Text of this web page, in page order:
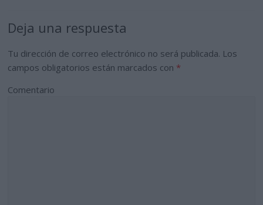
Deja una respuesta
Tu dirección de correo electrónico no será publicada. Los
campos obligatorios están marcados con *
Comentario